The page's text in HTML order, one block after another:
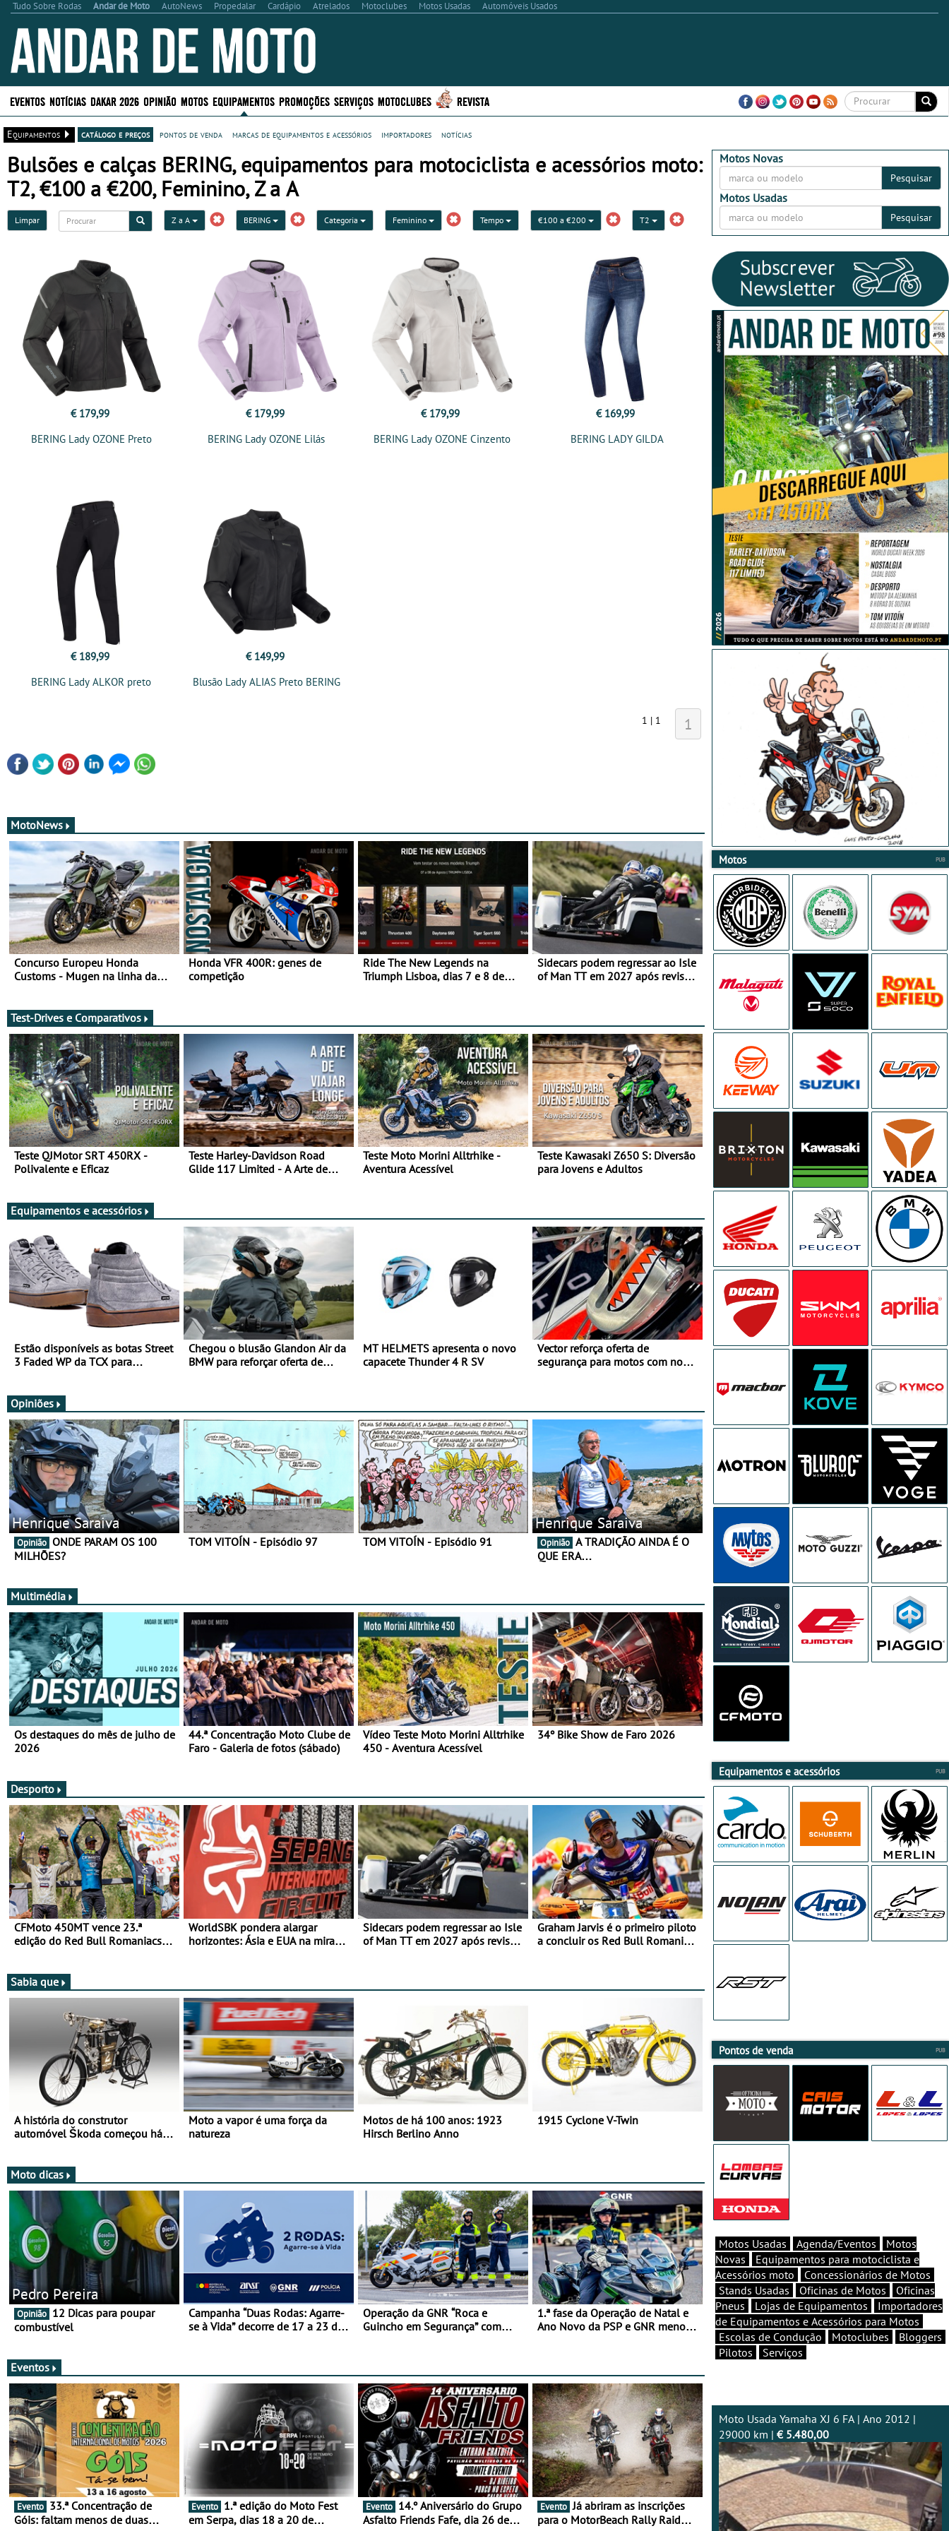
Tudo Sobre Rodas Andar de Moto AutoNews Propedalar Cardápio Atrelados Motoclubes Motos Usadas Automóveis Usados
EVENTOS NOTÍCIAS DAKAR 2026 OPINIÃO MOTOS EQUIPAMENTOS PROMOÇÕES SERVIÇOS MOTOCLUBES REVISTA
Equipamentos catálogo e preços pontos de venda marcas de equipamentos e acessórios importadores notícias
Bulsões e calças BERING, equipamentos para motociclista e acessórios moto:
T2, €100 a €200, Feminino, Z a A
Limpar Z a A BERING Categoria Feminino Tempo €100 a €200 T2
€ 179,99
BERING Lady OZONE Preto
€ 179,99
BERING Lady OZONE Lilás
€ 179,99
BERING Lady OZONE Cinzento
€ 169,99
BERING LADY GILDA
€ 189,99
BERING Lady ALKOR preto
€ 149,99
Blusão Lady ALIAS Preto BERING
1 | 1 1
MotoNews
Concurso Europeu Honda
Customs - Mugen na linha da
Honda VFR 400R: genes de
competição
Ride The New Legends na
Triumph Lisboa, dias 7 e 8 de
Sidecars podem regressar ao Isle
of Man TT em 2027 após revisão
Test-Drives e Comparativos
Teste QJMotor SRT 450RX -
Polivalente e Eficaz
Teste Harley-Davidson Road
Glide 117 Limited - A Arte de
Teste Moto Morini Alltrhike -
Aventura Acessível
Teste Kawasaki Z650 S: Diversão
para Jovens e Adultos
Equipamentos e acessórios
Estão disponíveis as botas Street
3 Faded WP da TCX para
Chegou o blusão Glandon Air da
BMW para reforçar oferta de
MT HELMETS apresenta o novo
capacete Thunder 4 R SV
Vector reforça oferta de
segurança para motos com nova
Opiniões
Henrique Saraiva
Opinião
MILHÕES?
TOM VITOÍN - Episódio 97 TOM VITOÍN - Episódio 91
Henrique Saraiva
Opinião
QUE ERA…
Multimédia
Os destaques do mês de julho de
2026
44.ª Concentração Moto Clube de
Faro - Galeria de fotos (sábado)
Vídeo Teste Moto Morini Alltrhike
450 - Aventura Acessível
34º Bike Show de Faro 2026
Desporto
CFMoto 450MT vence 23.ª
edição do Red Bull Romaniacs
WorldSBK pondera alargar
horizontes: Ásia e EUA na mira
Sidecars podem regressar ao Isle
of Man TT em 2027 após revisão
Graham Jarvis é o primeiro piloto
a concluir os Red Bull Romaniacs
Sabia que
A história do construtor
automóvel Škoda começou há
Moto a vapor é uma força da
natureza
Motos de há 100 anos: 1923
Hirsch Berlino Anno
1915 Cyclone V-Twin
Moto dicas
Pedro Pereira
Opinião
combustível
Campanha “Duas Rodas: Agarre-
se à Vida” decorre de 17 a 23 de
Operação da GNR “Roca e
Guincho em Segurança” com
1.ª fase da Operação de Natal e
Ano Novo da PSP e GNR menos
Eventos
Evento
Góis: faltam menos de duas
Evento
em Serpa, dias 18 a 20 de
Evento
Asfalto Friends Fafe, dia 26 de
Evento Já abriram as inscrições
para o MotorBeach Rally Raid
Motos Novas
Pesquisar
Motos Usadas
Pesquisar
Motos
Equipamentos e acessórios
Pontos de venda
Motos Usadas Agenda/Eventos
Motos
Novas
Equipamentos para motociclista e
Acessórios moto
Concessionários de Motos
Stands Usadas
Oficinas de Motos
Oficinas
Pneus
Lojas de Equipamentos
Importadores
de Equipamentos e Acessórios para Motos
Escolas de Condução
Motoclubes
Bloggers
Pilotos
Serviços
Moto Usada Yamaha XJ 6 FA | Ano 2012 |
29000 km | € 5.480,00